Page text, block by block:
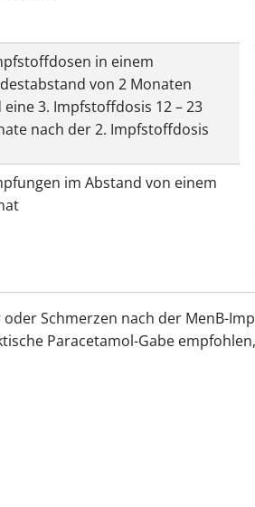
in einem
von 2 Monaten
eine 3. Impfstoffdosis 12 – 23
nach der 2. Impfstoffdosis
im Abstand von einem
Schmerzen nach der MenB-
Paracetamol-Gabe